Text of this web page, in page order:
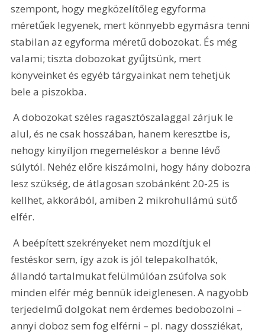
szempont, hogy megközelítőleg egyforma
méretűek legyenek, mert könnyebb egymásra tenni
stabilan az egyforma méretű dobozokat. És még
valami; tiszta dobozokat gyűjtsünk, mert
könyveinket és egyéb tárgyainkat nem tehetjük
bele a piszokba.
A dobozokat széles ragasztószalaggal zárjuk le
alul, és ne csak hosszában, hanem keresztbe is,
nehogy kinyíljon megemeléskor a benne lévő
súlytól. Nehéz előre kiszámolni, hogy hány dobozra
lesz szükség, de átlagosan szobánként 20-25 is
kellhet, akkorából, amiben 2 mikrohullámú sütő
elfér.
A beépített szekrényeket nem mozdítjuk el
festéskor sem, így azok is jól telepakolhatók,
állandó tartalmukat felülmúlóan zsúfolva sok
minden elfér még bennük ideiglenesen. A nagyobb
terjedelmű dolgokat nem érdemes bedobozolni –
annyi doboz sem fog elférni – pl. nagy dossziékat,